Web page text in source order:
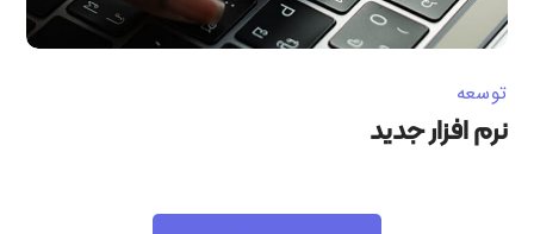
توسعه
نرم افزار جدید